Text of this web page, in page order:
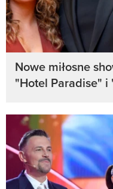
Nowe miłosne
"Hotel Paradise" i